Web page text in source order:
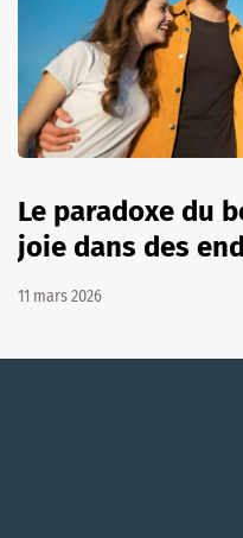
Le paradoxe du
joie dans des
11 mars 2026